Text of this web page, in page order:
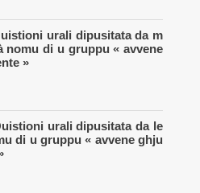
urali dipusitata da m
nomu di u gruppu « avvene
»
urali dipusitata da le
di u gruppu « avvene ghju